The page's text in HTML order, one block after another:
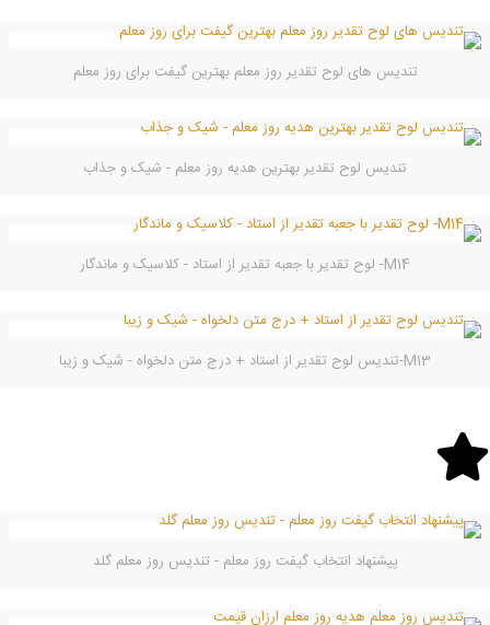
تندیس های لوح تقدیر روز معلم بهترین گیفت برای روز معلم
تندیس لوح تقدیر بهترین هدیه روز معلم - شیک و جذاب
M14- لوح تقدیر با جعبه تقدیر از استاد - کلاسیک و ماندگار
M13-تندیس لوح تقدیر از استاد + درج متن دلخواه - شیک و زیبا
پیشنهاد انتخاب گیفت روز معلم - تندیس روز معلم گلد